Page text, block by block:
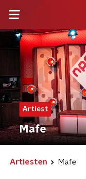
Artiest
Mafe
Artiesten Mafe